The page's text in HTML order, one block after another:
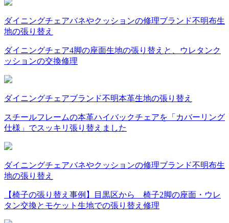
ダイニングチェアバネやクッションの修理ブランド不明布生
地の張り替え
ダイニングチェア4脚の座面生地の張り替えと、ウレタンク
ッションの交換修理
ダイニングチェアブランド不明本革生地の張り替え
スチールフレームの本革ハイバックチェアを「カバーリング
仕様」でスッキリ張り替えました
ダイニングチェアバネやクッションの修理ブランド不明布生
地の張り替え
【椅子の張り替え事例】目黒区から 椅子2脚の座面・ウレ
タン交換とモケット生地での張り替え修理